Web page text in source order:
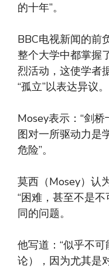
的十年”。
BBC电视新闻的前
整个大学中都掌握
烈活动，这使学者
“孤立”以表达异议。
Mosey表示：“剑
图对一所驱动力是
危险”。
莫西（Mosey）认
“困难，甚至不是
同的问题。
他写道：“似乎不
论），因为尤其是